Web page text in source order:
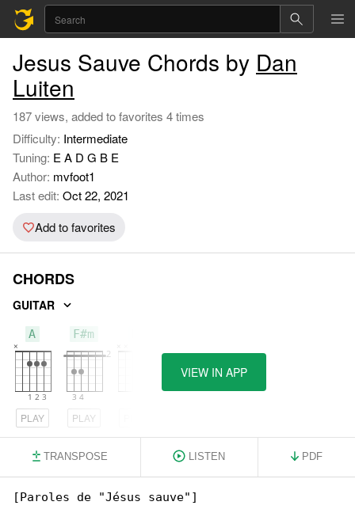
Jesus Sauve Chords by Dan
Luiten
187 views, added to favorites 4 times
Difficulty: Intermediate
Tuning: E A D G B E
Author: mvfoot1
Last edit: Oct 22, 2021
Add to favorites
CHORDS
GUITAR
A
PLAY
F#m
PLAY
VIEW IN APP
TRANSPOSE LISTEN PDF
[Paroles de "Jésus sauve"]